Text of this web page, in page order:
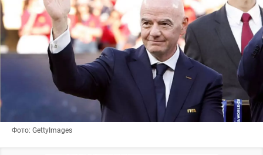
Фото: GettyImages